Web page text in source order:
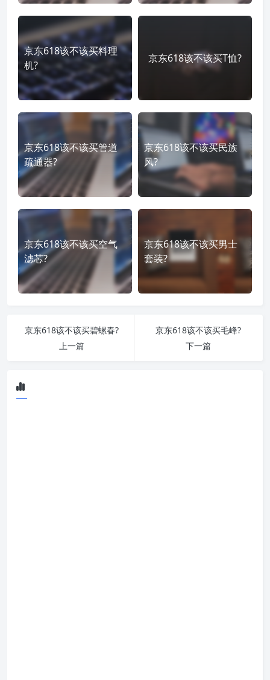
京东618该不该买料理
机?
京东618该不该买T恤?
京东618该不该买管道
疏通器?
京东618该不该买民族
风?
京东618该不该买空气
滤芯?
京东618该不该买男士
套装?
京东618该不该买碧螺春?
上一篇
京东618该不该买毛峰?
下一篇